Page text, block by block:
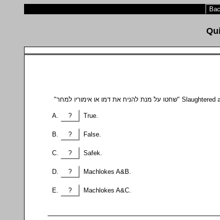
? True.
? False.
? Safek.
? Machlokes A&B.
? Machlokes A&C.